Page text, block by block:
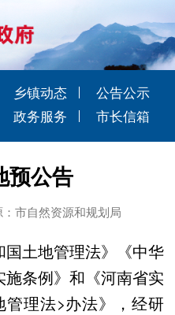
乡镇动态
公告公示
政务服务 市长信箱
预公告
市自然资源和规划局
土地管理法》《中华
条例》和《河南省实
理法>办法》，经研